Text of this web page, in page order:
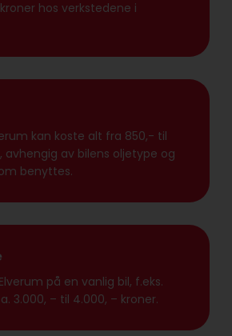
hos verkstedene i
kan koste alt fra 850,- til
avhengig av bilens oljetype og
benyttes.
på en vanlig bil, f.eks.
3.000, – til 4.000, – kroner.